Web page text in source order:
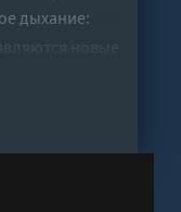
дыхание:
новые
- полная